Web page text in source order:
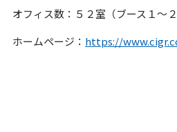
オフィス数：５２室（ブース１～２
ホームページ： https://